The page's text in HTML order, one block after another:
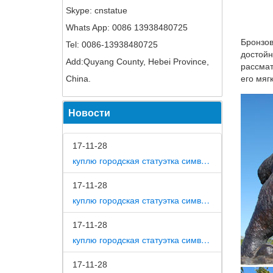
Skype: cnstatue
Whats App: 0086 13938480725
Tel: 0086-13938480725
Add:Quyang County, Hebei Province,
China.
Новости
17-11-28
куплю городская статуэтка символ собака в дом
17-11-28
куплю городская статуэтка символ собака в метро москвы
17-11-28
куплю городская статуэтка символ собака на площади революции
17-11-28
Цена:
его